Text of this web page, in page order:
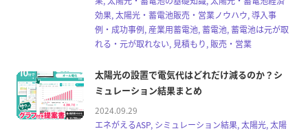
効果, 太陽光・蓄電池販売・営業ノウハウ, 導入事
例・成功事例, 産業用蓄電池, 蓄電池, 蓄電池は元が取
れる・元が取れない, 見積もり, 販売・営業
太陽光の設置で電気代はどれだけ減るのか？シ
ミュレーション結果まとめ
2024.09.29
エネがえるASP, シミュレーション結果, 太陽光, 太陽